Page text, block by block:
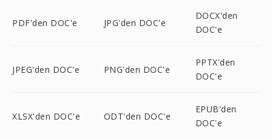
PDF'den DOC'e JPG'den DOC'e
DOCX'den
DOC'e
JPEG'den DOC'e PNG'den DOC'e
PPTX'den
DOC'e
XLSX'den DOC'e ODT'den DOC'e
EPUB'den
DOC'e